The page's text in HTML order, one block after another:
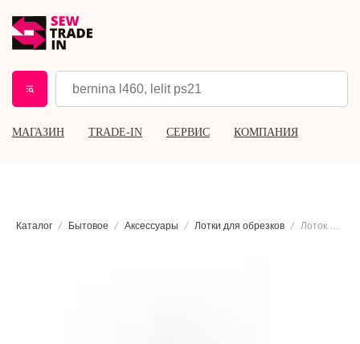
МАГАЗИН TRADE-IN СЕРВИС КОМПАНИЯ
Каталог Бытовое Аксессуары Лотки для обрезков